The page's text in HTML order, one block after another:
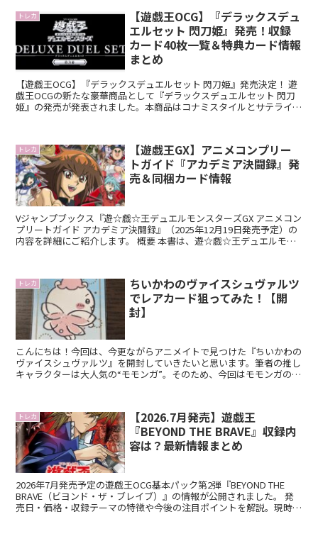
トレカ
【遊戯王OCG】『デラックスデュ
エルセット 閃刀姫』発売！収録
カード40枚一覧＆特典カード情報
まとめ
【遊戯王OCG】『デラックスデュエルセット 閃刀姫』発売決定！ 遊
戯王OCGの新たな豪華商品として『デラックスデュエルセット 閃刀
姫』の発売が発表されました。本商品はコナミスタイルとサテライト
トレカ
【遊戯王GX】アニメコンプリー
トガイド『アカデミア決闘録』発
売＆同梱カード情報
Vジャンプブックス『遊☆戯☆王デュエルモンスターズGX アニメコン
プリートガイド アカデミア決闘録』（2025年12月19日発売予定）の
内容を詳細にご紹介します。 概要 本書は、遊☆戯☆王デュエルモン
トレカ
ちいかわのヴァイスシュヴァルツ
でレアカード狙ってみた！【開
封】
こんにちは！今回は、今更ながらアニメイトで見つけた『ちいかわの
ヴァイスシュヴァルツ』を開封していきたいと思います。筆者の推し
キャラクターは大人気の“モモンガ”。そのため、今回はモモンガのレ
トレカ
【2026.7月発売】遊戯王
『BEYOND THE BRAVE』収録内
容は？最新情報まとめ
2026年7月発売予定の遊戯王OCG基本パック第2弾『BEYOND THE
BRAVE（ビヨンド・ザ・ブレイブ）』の情報が公開されました。 発
売日・価格・収録テーマの特徴や今後の注目ポイントを解説。現時点